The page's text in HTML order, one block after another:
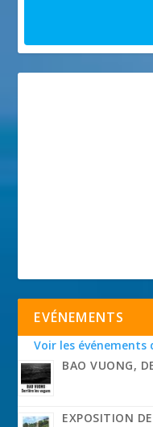
EVÉNEMENTS
Voir les événements
BAO VUONG,
EXPOSITION